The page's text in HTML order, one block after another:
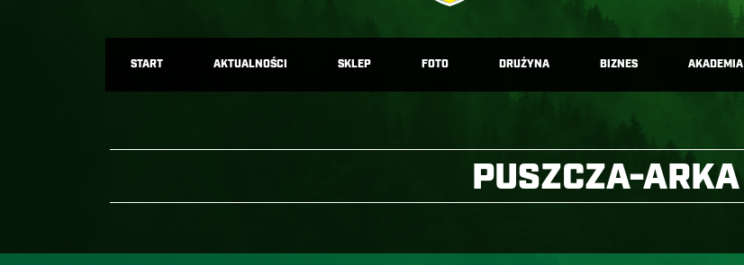
START AKTUALNOŚCI SKLEP FOTO DRUŻYNA BIZNES AKADEMIA
PUSZCZA-ARKA